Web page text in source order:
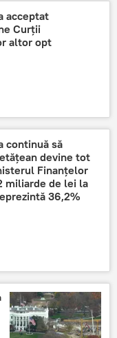
acceptat
Curții
altor opt
continuă să
devine tot
Finanțelor
miliarde de lei la
36,2%